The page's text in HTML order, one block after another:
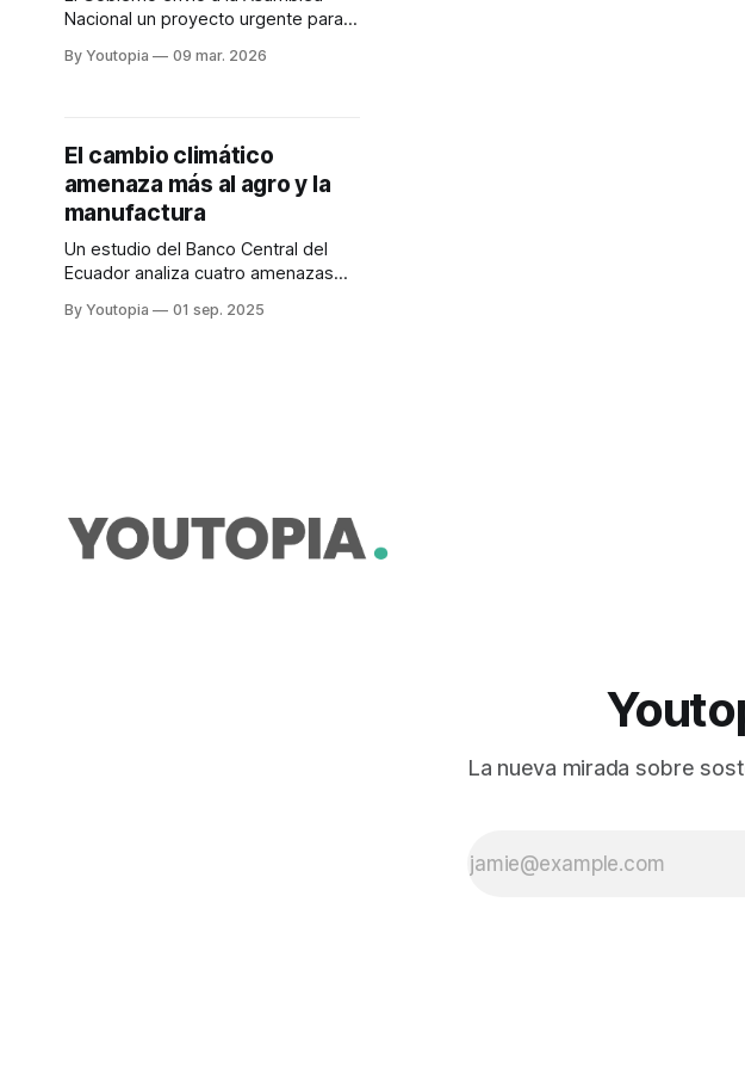
Nacional un proyecto urgente para
déficit habitacional y afrontar
By Youtopia 09 mar. 2026
El cambio climático
amenaza más al agro y la
manufactura
Un estudio del Banco Central del
Ecuador analiza cuatro amenazas
lluvias intensas, olas de calor y
By Youtopia 01 sep. 2025
La nueva mirada sobre